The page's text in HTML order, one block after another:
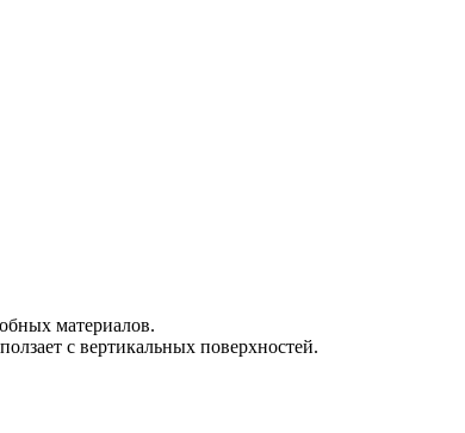
материалов.
с вертикальных поверхностей.